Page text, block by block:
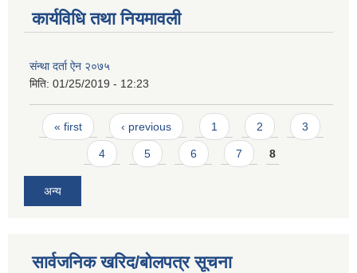
कार्यविधि तथा नियमावली
संन्था दर्ता ऐन २०७५
मिति: 01/25/2019 - 12:23
Pages
« first ‹ previous 1 2 3
4 5 6 7 8
अन्य
सार्वजनिक खरिद/बोलपत्र सूचना